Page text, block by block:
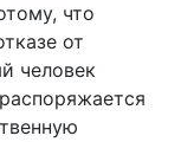
что
от
человек